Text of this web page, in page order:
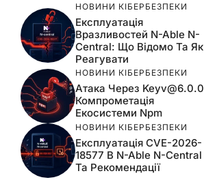
НОВИНИ КІБЕРБЕЗПЕКИ
Експлуатація
Вразливостей N-Able N-
Central: Що Відомо Та Як
Реагувати
НОВИНИ КІБЕРБЕЗПЕКИ
Атака Через Keyv@6.0.0
Компрометація
Екосистеми Npm
НОВИНИ КІБЕРБЕЗПЕКИ
Експлуатація CVE-2026-
18577 В N-Able N-Central
Та Рекомендації